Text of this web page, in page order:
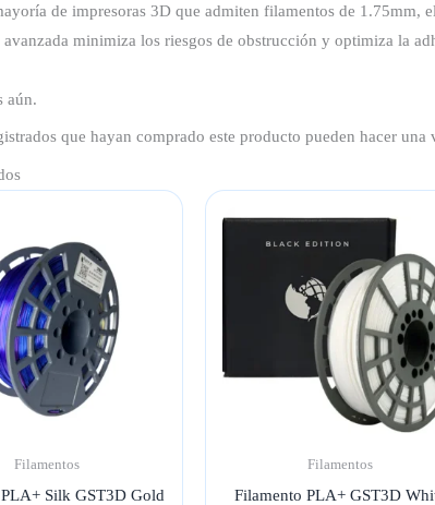
de impresoras 3D que admiten filamentos de
minimiza los riesgos de obstrucción y optimiza la
aún.
que hayan comprado este producto pueden hacer una
Filamentos
Silk GST3D Gold
Filamentos
Filamento PLA+ GST3D